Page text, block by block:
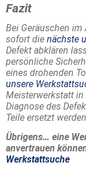
Fazit
Bei Geräuschen
sofort die nächste
Defekt abklären
persönliche
eines drohenden
unsere
Meisterwerkstatt in
Diagnose des
Teile ersetzt werden.
Übrigens… eine
anvertrauen
Werkstattsuche